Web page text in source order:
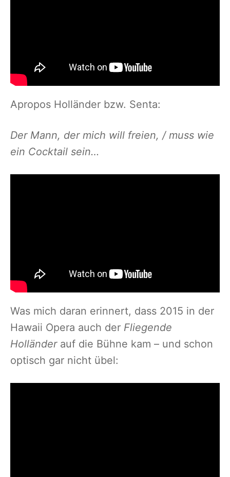
Apropos Holländer bzw. Senta:
Der Mann, der mich will freien, / muss wie
ein Cocktail sein…
Was mich daran erinnert, dass 2015 in der
Hawaii Opera auch der Fliegende
Holländerauf die Bühne kam – und schon
optisch gar nicht übel: